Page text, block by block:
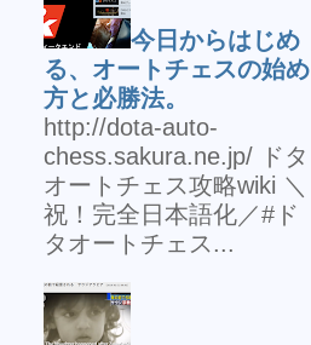
今日からはじめ
る、オートチェスの始め
方と必勝法。
http://dota-auto-
chess.sakura.ne.jp/ ドタ
オートチェス攻略wiki ＼
祝！完全日本語化／#ド
タオートチェス...